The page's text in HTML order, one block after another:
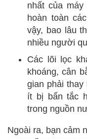
nhất của
hoàn toàn
vậy, bao lâu
nhiều người
Các lõi lọc
khoáng, cân
gian phải
ít bị bẩn tắc
trong nguồn
Ngoài ra, bạn cảm